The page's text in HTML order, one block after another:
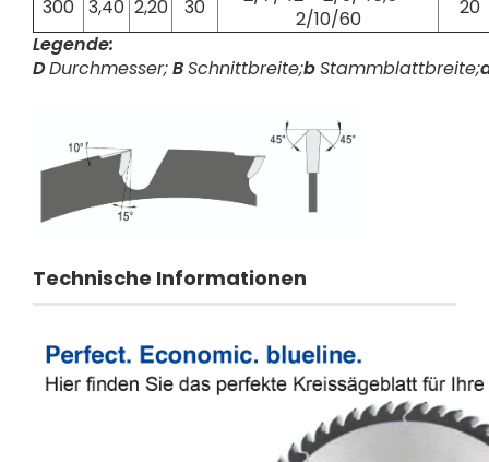
300 3,40 2,20 30
2/10/60
20
Legende:
DDurchmesser;BSchnittbreite;bStammblattbreite;
Technische Informationen